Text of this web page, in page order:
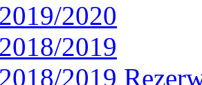
2020
2019
2019